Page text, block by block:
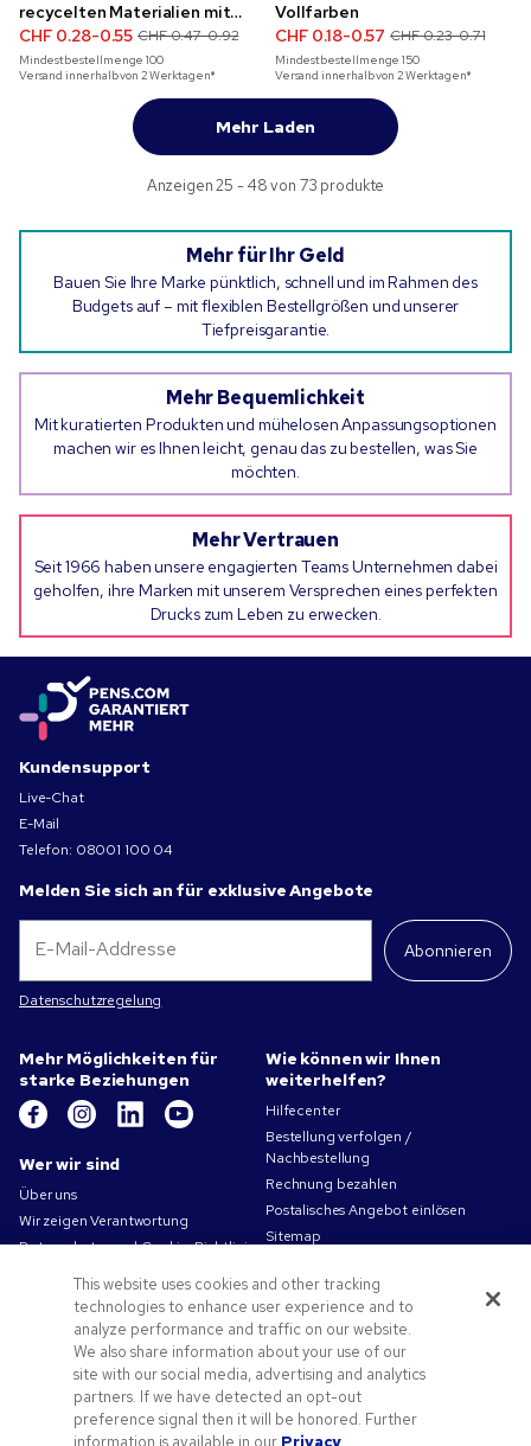
recycelten Materialien mit
Vollfarbdruck
CHF 0.28-0.55 CHF 0.47-0.92
Mindestbestellmenge100
Versand innerhalb von 2 Werktagen*
Vollfarben
CHF 0.18-0.57 CHF 0.23-0.71
Mindestbestellmenge150
Versand innerhalb von 2 Werktagen*
Mehr Laden
Anzeigen 25 - 48 von 73 produkte
Mehr für Ihr Geld
Bauen Sie Ihre Marke pünktlich, schnell und im Rahmen des
Budgets auf – mit flexiblen Bestellgrößen und unserer
Tiefpreisgarantie.
Mehr Bequemlichkeit
Mit kuratierten Produkten und mühelosen Anpassungsoptionen
machen wir es Ihnen leicht, genau das zu bestellen, was Sie
möchten.
Mehr Vertrauen
Seit 1966 haben unsere engagierten Teams Unternehmen dabei
geholfen, ihre Marken mit unserem Versprechen eines perfekten
Drucks zum Leben zu erwecken.
Kundensupport
Live-Chat
E-Mail
Telefon: 08001 100 04
Melden Sie sich an für exklusive Angebote
Abonnieren
Datenschutzregelung
Mehr Möglichkeiten für
starke Beziehungen
Wer wir sind
Über uns
Wir zeigen Verantwortung
Datenschutz- und Cookie-Richtlinien
Nutzungsbedingungen
Verkaufsbedingungen
Karriere bei Pens.com
Angebote und Ressourcen
Werbeartikel
Angebotscodes und Gutscheine
Wie können wir Ihnen
weiterhelfen?
Hilfecenter
Bestellung verfolgen /
Nachbestellung
Rechnung bezahlen
Postalisches Angebot einlösen
Sitemap
This website uses cookies and other tracking
technologies to enhance user experience and to
analyze performance and traffic on our website.
We also share information about your use of our
site with our social media, advertising and analytics
partners. If we have detected an opt-out
preference signal then it will be honored. Further
information is available in our Privacy